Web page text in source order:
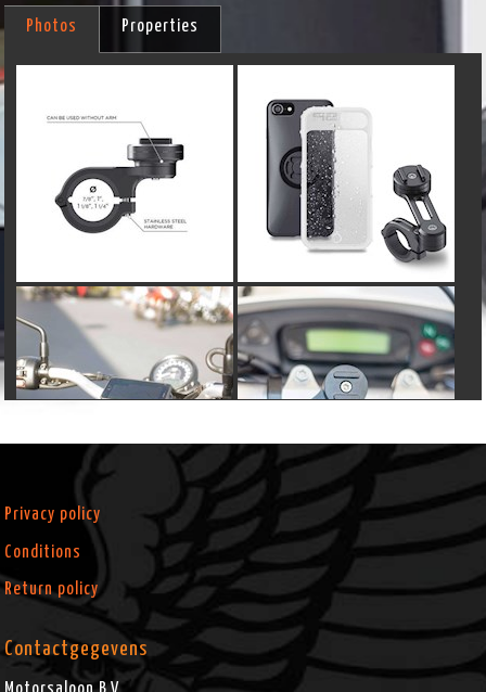
Photos Properties
Privacy policy
Conditions
Return policy
Contactgegevens
Motorsaloon B.V.